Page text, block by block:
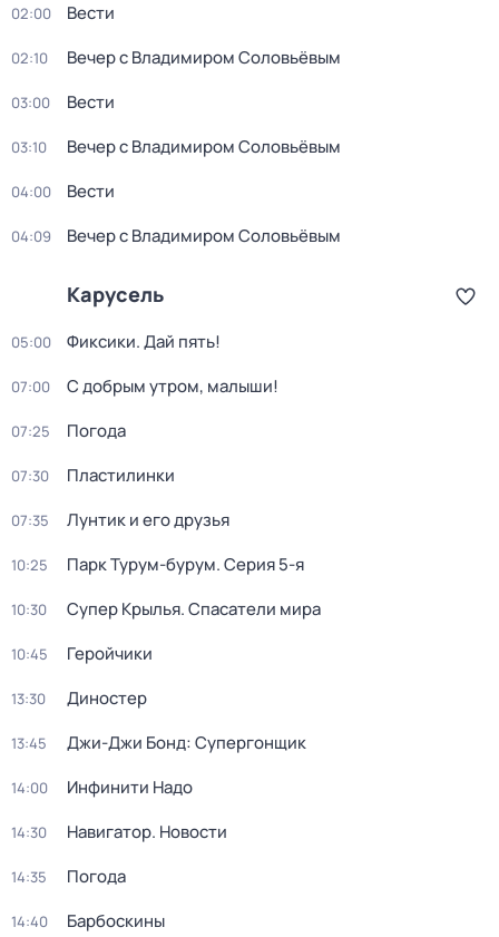
02:00 Вести
02:10 Вечер с Владимиром Соловьёвым
03:00 Вести
03:10 Вечер с Владимиром Соловьёвым
04:00 Вести
04:09 Вечер с Владимиром Соловьёвым
Карусель
05:00 Фиксики. Дай пять!
07:00 С добрым утром, малыши!
07:25 Погода
07:30 Пластилинки
07:35 Лунтик и его друзья
10:25 Парк Турум-бурум. Серия 5-я
10:30 Супер Крылья. Спасатели мира
10:45 Геройчики
13:30 Диностер
13:45 Джи-Джи Бонд: Супергонщик
14:00 Инфинити Надо
14:30 Навигатор. Новости
14:35 Погода
14:40 Барбоскины